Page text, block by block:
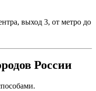
выход 3, от метро до
России